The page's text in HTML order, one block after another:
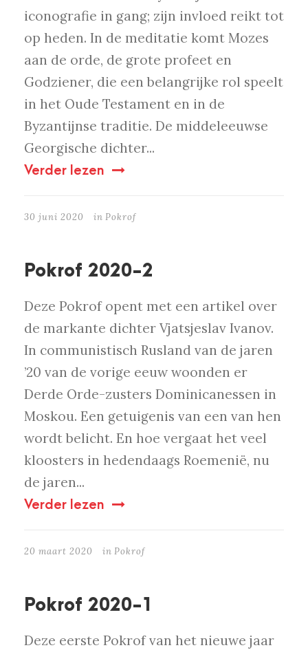
iconografie in gang; zijn invloed reikt tot
op heden. In de meditatie komt Mozes
aan de orde, de grote profeet en
Godziener, die een belangrijke rol speelt
in het Oude Testament en in de
Byzantijnse traditie. De middeleeuwse
Georgische dichter...
Verder lezen
30 juni 2020 in Pokrof
Pokrof 2020-2
Deze Pokrof opent met een artikel over
de markante dichter Vjatsjeslav Ivanov.
In communistisch Rusland van de jaren
’20 van de vorige eeuw woonden er
Derde Orde-zusters Dominicanessen in
Moskou. Een getuigenis van een van hen
wordt belicht. En hoe vergaat het veel
kloosters in hedendaags Roemenië, nu
de jaren...
Verder lezen
20 maart 2020 in Pokrof
Pokrof 2020-1
Deze eerste Pokrof van het nieuwe jaar